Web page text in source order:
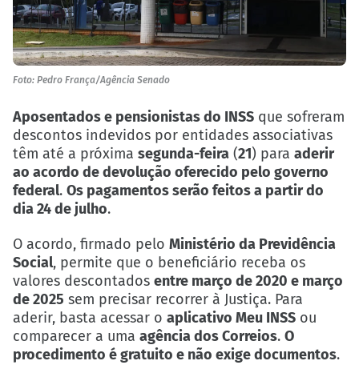
Foto: Pedro França/Agência Senado
Aposentados e pensionistas do INSS que sofreram
descontos indevidos por entidades associativas
têm até a próxima segunda-feira (21) para aderir
ao acordo de devolução oferecido pelo governo
federal. Os pagamentos serão feitos a partir do
dia 24 de julho.
O acordo, firmado pelo Ministério da Previdência
Social, permite que o beneficiário receba os
valores descontados entre março de 2020 e março
de 2025 sem precisar recorrer à Justiça. Para
aderir, basta acessar o aplicativo Meu INSS ou
comparecer a uma agência dos Correios. O
procedimento é gratuito e não exige documentos.